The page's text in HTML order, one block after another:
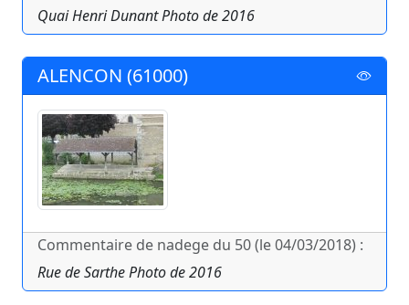
Quai Henri Dunant Photo de 2016
ALENCON (61000)
Commentaire de nadege du 50 (le 04/03/2018) :
Rue de Sarthe Photo de 2016